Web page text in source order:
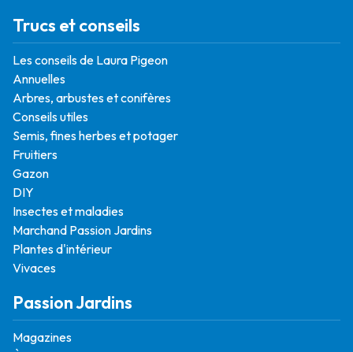
Trucs et conseils
Les conseils de Laura Pigeon
Annuelles
Arbres, arbustes et conifères
Conseils utiles
Semis, fines herbes et potager
Fruitiers
Gazon
DIY
Insectes et maladies
Marchand Passion Jardins
Plantes d'intérieur
Vivaces
Passion Jardins
Magazines